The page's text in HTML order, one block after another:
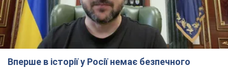
Вперше в історії у Росії немає безпечного